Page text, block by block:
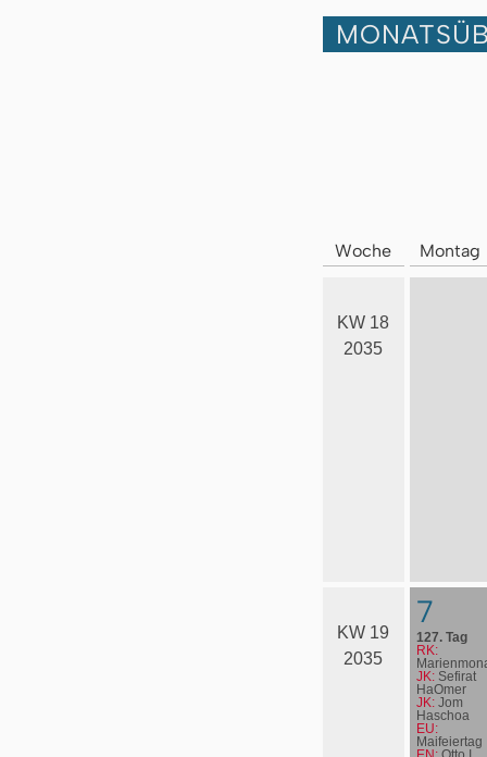
Woche Montag
KW 18
2035
KW 19
2035
7
127. Tag
RK:
JK: Sefirat
HaOmer
JK: Jom
Haschoa
EU:
Maifeiertag